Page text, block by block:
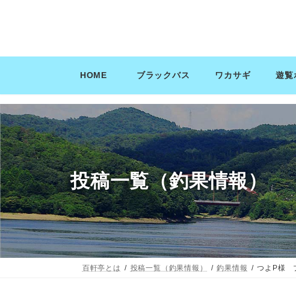
ン
ス
キ
ッ
プ
ー
ン
に
移
動
HOME ブラックバス ワカサギ 遊覧
投稿一覧（釣果情報）
百軒亭とは 投稿一覧（釣果情報） 釣果情報 つよP様